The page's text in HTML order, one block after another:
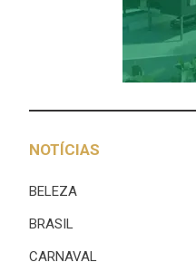
NOTÍCIAS
BELEZA
BRASIL
CARNAVAL